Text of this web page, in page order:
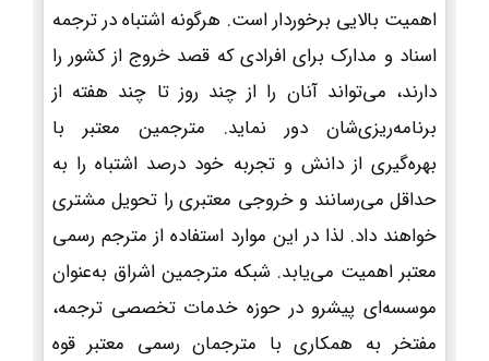
اهمیت بالایی برخوردار است. هرگونه اشتباه در ترجمه
اسناد و مدارک برای افرادی که قصد خروج از کشور را
دارند، می‌تواند آنان را از چند روز تا چند هفته از
برنامه‌ریزی‌شان دور نماید. مترجمین معتبر با
بهره‌گیری از دانش و تجربه خود درصد اشتباه را به
حداقل می‌رسانند و خروجی معتبری را تحویل مشتری
خواهند داد. لذا در این موارد استفاده از مترجم رسمی
معتبر اهمیت می‌یابد. شبکه مترجمین اشراق به‌عنوان
موسسه‌ای پیشرو در حوزه خدمات تخصصی ترجمه،
مفتخر به همکاری با مترجمان رسمی معتبر قوه